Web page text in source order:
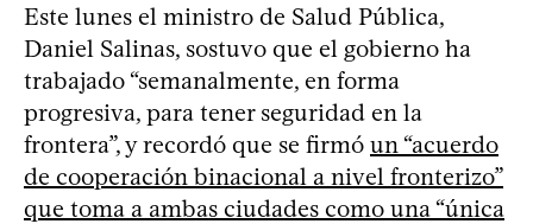
Este lunes el ministro de Salud Pública,
Daniel Salinas, sostuvo que el gobierno ha
trabajado “semanalmente, en forma
progresiva, para tener seguridad en la
frontera”, y recordó que se firmó un “acuerdo
de cooperación binacional a nivel fronterizo”
que toma a ambas ciudades como una “única